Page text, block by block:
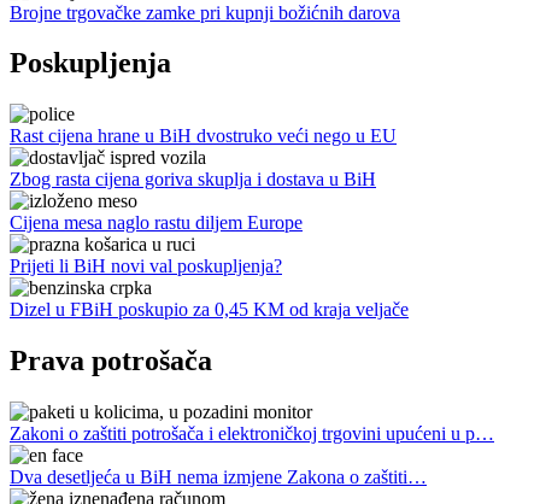
Brojne trgovačke zamke pri kupnji božićnih darova
Poskupljenja
Rast cijena hrane u BiH dvostruko veći nego u EU
Zbog rasta cijena goriva skuplja i dostava u BiH
Cijena mesa naglo rastu diljem Europe
Prijeti li BiH novi val poskupljenja?
Dizel u FBiH poskupio za 0,45 KM od kraja veljače
Prava potrošača
Zakoni o zaštiti potrošača i elektroničkoj trgovini upućeni u p…
Dva desetljeća u BiH nema izmjene Zakona o zaštiti…